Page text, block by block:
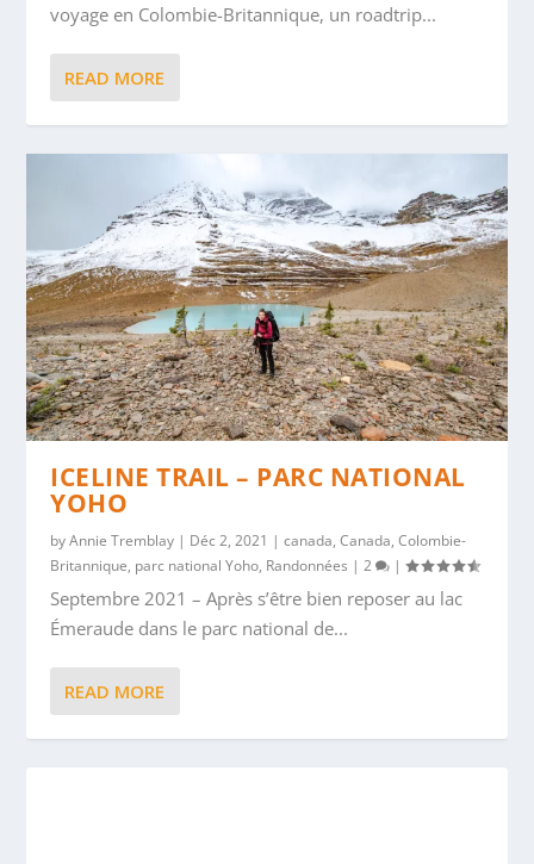
voyage en Colombie-Britannique, un roadtrip...
READ MORE
ICELINE TRAIL – PARC NATIONAL
YOHO
byAnnie Tremblay | Déc 2, 2021 |canada,Canada,Colombie-
Britannique, parc national Yoho, Randonnées |2 |
Septembre 2021 – Après s’être bien reposer au lac
Émeraude dans le parc national de...
READ MORE